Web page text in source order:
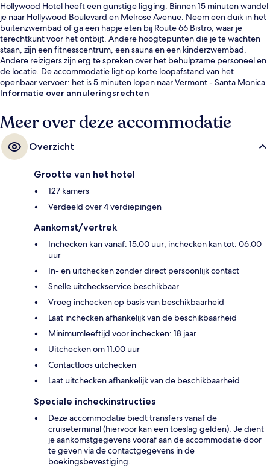
Hollywood Hotel heeft een gunstige ligging. Binnen 15 minuten wandel
je naar Hollywood Boulevard en Melrose Avenue. Neem een duik in het
buitenzwembad of ga een hapje eten bij Route 66 Bistro, waar je
terechtkunt voor het ontbijt. Andere hoogtepunten die je te wachten
staan, zijn een fitnesscentrum, een sauna en een kinderzwembad.
Andere reizigers zijn erg te spreken over het behulpzame personeel en
de locatie. De accommodatie ligt op korte loopafstand van het
openbaar vervoer: het is 5 minuten lopen naar Vermont - Santa Monica
Station en 7 minuten naar Vermont - Sunset Station.
Informatie over annuleringsrechten
Meer over deze accommodatie
Overzicht
Grootte van het hotel
127 kamers
Verdeeld over 4 verdiepingen
Aankomst/vertrek
Inchecken kan vanaf: 15.00 uur; inchecken kan tot: 06.00
uur
In- en uitchecken zonder direct persoonlijk contact
Snelle uitcheckservice beschikbaar
Vroeg inchecken op basis van beschikbaarheid
Laat inchecken afhankelijk van de beschikbaarheid
Minimumleeftijd voor inchecken: 18 jaar
Uitchecken om 11.00 uur
Contactloos uitchecken
Laat uitchecken afhankelijk van de beschikbaarheid
Speciale incheckinstructies
Deze accommodatie biedt transfers vanaf de
cruiseterminal (hiervoor kan een toeslag gelden). Je dient
je aankomstgegevens vooraf aan de accommodatie door
te geven via de contactgegevens in de
boekingsbevestiging.